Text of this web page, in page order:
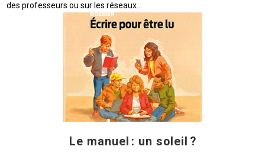
des professeurs ou sur les réseaux…
Le manuel : un soleil ?